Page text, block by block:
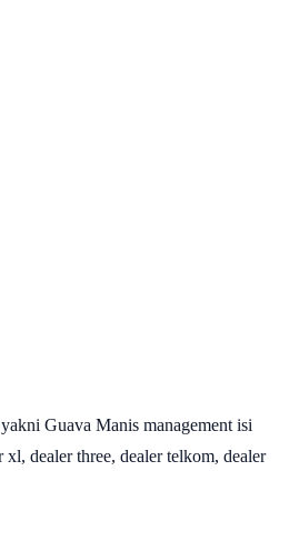
Guava Manis management isi
dealer three, dealer telkom, dealer